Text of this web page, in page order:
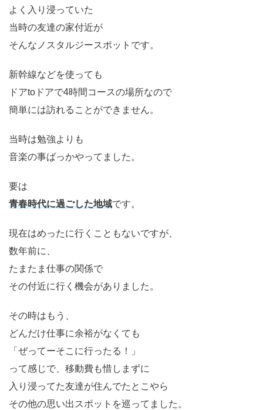
よく入り浸っていた
当時の友達の家付近が
そんなノスタルジースポットです。
新幹線などを使っても
ドアtoドアで4時間コースの場所なので
簡単には訪れることができません。
当時は勉強よりも
音楽の事ばっかやってました。
要は
青春時代に過ごした地域です。
現在はめったに行くこともないですが、
数年前に、
たまたま仕事の関係で
その付近に行く機会がありました。
その時はもう、
どんだけ仕事に余裕がなくても
「ぜってーそこに行ったる！」
って感じで、移動費も惜しまずに
入り浸ってた友達が住んでたとこやら
その他の思い出スポットを巡ってました。